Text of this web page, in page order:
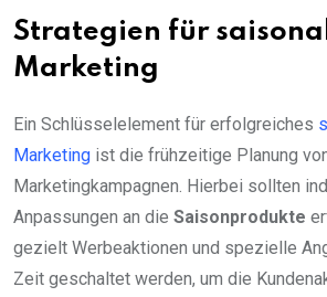
Strategien für
Marketing
Ein Schlüsselelement für erfolgreiches
Marketing ist die frühzeitige Planung
Marketingkampagnen. Hierbei sollten
Anpassungen an die Saisonprodukte
gezielt Werbeaktionen und spezielle
Zeit geschaltet werden, um die